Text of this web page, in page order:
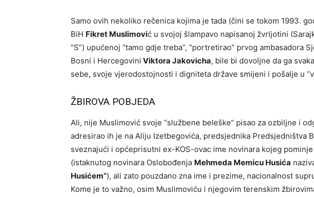
Samo ovih nekoliko rečenica kojima je tada (čini se tokom 1993.
BiH Fikret Muslimović u svojoj šlampavo napisanoj žvrljotini
“S”) upućenoj “tamo gdje treba”, “portretirao” prvog ambasadora
Bosni i Hercegovini Viktora Jakovicha, bile bi dovoljne da ga
sebe, svoje vjerodostojnosti i digniteta države smijeni i pošalje u
ŽBIROVA POBJEDA
Ali, nije Muslimović svoje “službene beleške” pisao za ozbiljne i
adresirao ih je na Aliju Izetbegovića, predsjednika Predsjedništva
sveznajući i općeprisutni ex-KOS-ovac ime novinara kojeg
(istaknutog novinara Oslobođenja Mehmeda Memicu Husića
Husićem”), ali zato pouzdano zna ime i prezime, nacionalnost
Kome je to važno, osim Muslimoviću i njegovim terenskim